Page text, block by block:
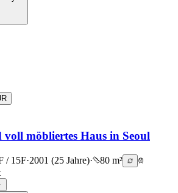
voll möbliertes Haus in Seoul
/ 15F·2001 (25 Jahre)·
80 m²